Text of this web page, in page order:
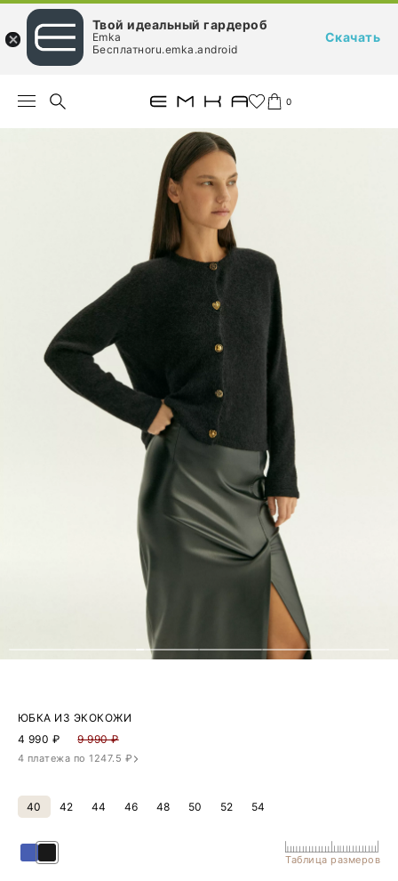
0
ЮБКА ИЗ ЭКОКОЖИ
4 990 ₽ 9 990 ₽
4 платежа по 1247.5 ₽
40 42 44 46 48 50 52 54
Таблица размеров
Твой идеальный гардероб
Emka
Бесплатноru.emka.android
Скачать